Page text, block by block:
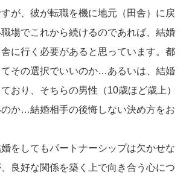
が、彼が転職を機に地元（田舎）に戻
場でこれから続けるのであれば、結婚
に行く必要があると思っています。都
その選択でいいのか…あるいは、結婚
おり、そちらの男性（10歳ほど歳上）
か…結婚相手の後悔しない決め方をお
をしてもパートナーシップは欠かせな
良好な関係を築く上で向き合う心につ